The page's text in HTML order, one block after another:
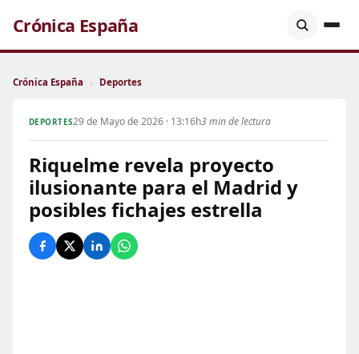
Crónica España
Crónica España › Deportes
DEPORTES29 de Mayo de 2026 · 13:16h3 min de lectura
Riquelme revela proyecto
ilusionante para el Madrid y
posibles fichajes estrella